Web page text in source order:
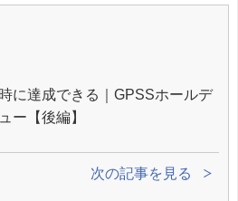
に達成できる｜GPSSホールデ
ー【後編】
次の記事を見る